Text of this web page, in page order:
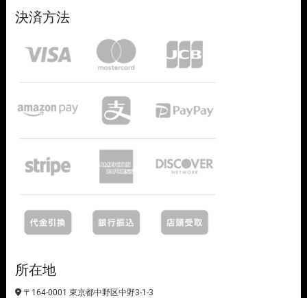
決済方法
所在地
〒164-0001 東京都中野区中野3-1-3